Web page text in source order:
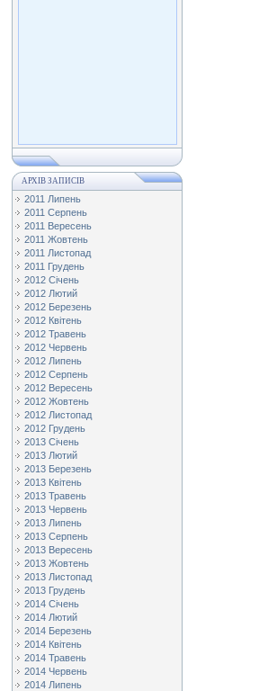
АРХІВ ЗАПИСІВ
2011 Липень
2011 Серпень
2011 Вересень
2011 Жовтень
2011 Листопад
2011 Грудень
2012 Січень
2012 Лютий
2012 Березень
2012 Квітень
2012 Травень
2012 Червень
2012 Липень
2012 Серпень
2012 Вересень
2012 Жовтень
2012 Листопад
2012 Грудень
2013 Січень
2013 Лютий
2013 Березень
2013 Квітень
2013 Травень
2013 Червень
2013 Липень
2013 Серпень
2013 Вересень
2013 Жовтень
2013 Листопад
2013 Грудень
2014 Січень
2014 Лютий
2014 Березень
2014 Квітень
2014 Травень
2014 Червень
2014 Липень